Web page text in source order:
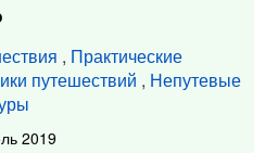
, Практические
путешествий , Непутевые
2019